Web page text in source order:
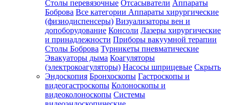
Столы перевязочные Отсасыватели Аппараты
Боброва Все категории Аппараты хирургические
(физиодиспенсеры) Визуализаторы вен и
допоборудование Консоли Лазеры хирургические
и принадлежности Приборы вакуумной терапии
Столы Боброва Турникеты пневматические
Эвакуаторы дыма Коагуляторы
(электрокоагуляторы) Насосы шприцевые Скрыть
Эндоскопия Бронхоскопы Гастроскопы и
видеогастроскопы Колоноскопы и
видеоколоноскопы Системы